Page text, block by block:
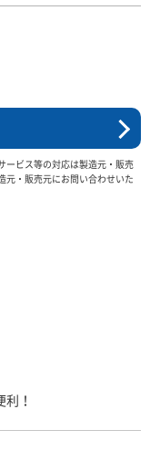
ービス等の対応は製造元・販売
元・販売元にお問い合わせいた
！